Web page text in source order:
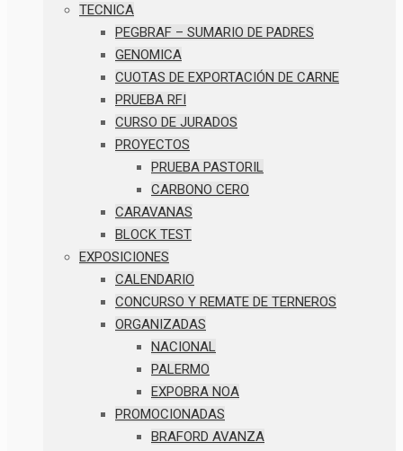
TECNICA
PEGBRAF – SUMARIO DE PADRES
GENOMICA
CUOTAS DE EXPORTACIÓN DE CARNE
PRUEBA RFI
CURSO DE JURADOS
PROYECTOS
PRUEBA PASTORIL
CARBONO CERO
CARAVANAS
BLOCK TEST
EXPOSICIONES
CALENDARIO
CONCURSO Y REMATE DE TERNEROS
ORGANIZADAS
NACIONAL
PALERMO
EXPOBRA NOA
PROMOCIONADAS
BRAFORD AVANZA